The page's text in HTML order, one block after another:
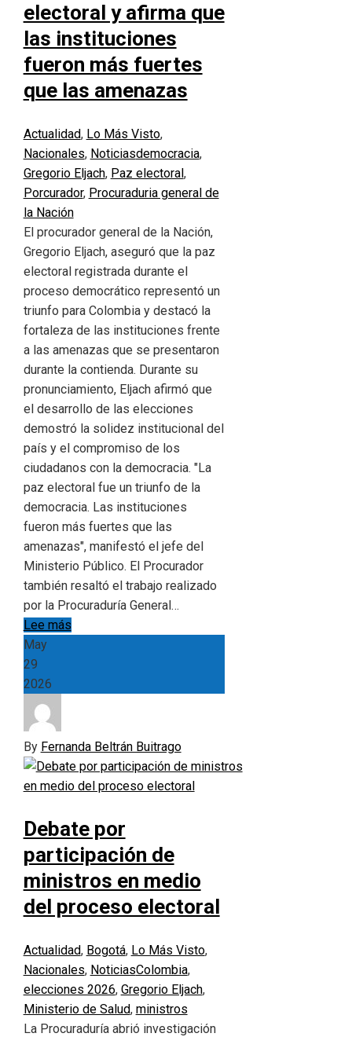
electoral y afirma que
las instituciones
fueron más fuertes
que las amenazas
Actualidad, Lo Más Visto,
Nacionales, Noticiasdemocracia,
Gregorio Eljach, Paz electoral ,
Porcurador, Procuraduria general de
la Nación
El procurador general de la Nación,
Gregorio Eljach, aseguró que la paz
electoral registrada durante el
proceso democrático representó un
triunfo para Colombia y destacó la
fortaleza de las instituciones frente
a las amenazas que se presentaron
durante la contienda. Durante su
pronunciamiento, Eljach afirmó que
el desarrollo de las elecciones
demostró la solidez institucional del
país y el compromiso de los
ciudadanos con la democracia. "La
paz electoral fue un triunfo de la
democracia. Las instituciones
fueron más fuertes que las
amenazas", manifestó el jefe del
Ministerio Público. El Procurador
también resaltó el trabajo realizado
por la Procuraduría General…
Lee más
May
29
2026
By Fernanda Beltrán Buitrago
Debate por
participación de
ministros en medio
del proceso electoral
Actualidad, Bogotá, Lo Más Visto,
Nacionales, NoticiasColombia,
elecciones 2026, Gregorio Eljach,
Ministerio de Salud, ministros
La Procuraduría abrió investigación